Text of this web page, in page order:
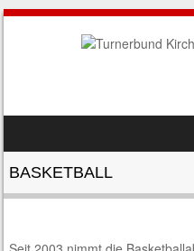
MENU
BASKETBALL